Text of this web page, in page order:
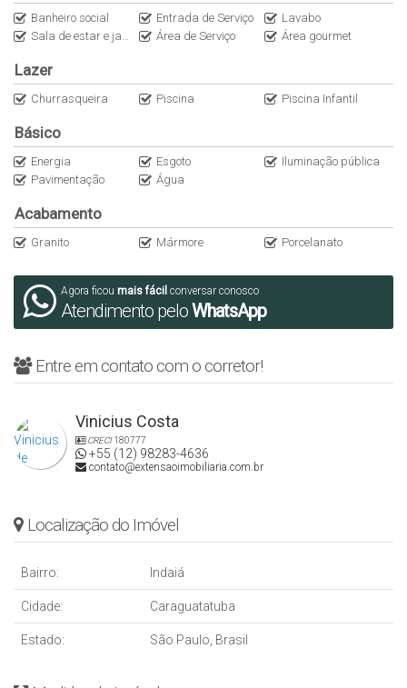
Entre em contato para mais informações e agendamento de
CRECI: 34875J
Banheiro social Entrada de Serviço
Lavabo
Sala de estar e jantar conjugadas
Área de Serviço Área gourmet
Lazer
Churrasqueira Piscina Piscina Infantil
Básico
Energia Esgoto
Iluminação pública
Pavimentação
Água
Acabamento
Granito Mármore Porcelanato
Agora ficou mais fácil conversar conosco
Atendimento peloWhatsApp
Entre em contato com o corretor!
Vinicius Costa
CRECI180777
+55 (12) 98283-4636
contato@extensaoimobiliaria.com.br
Localização do Imóvel
Bairro: Indaiá
Cidade: Caraguatatuba
Estado: São Paulo, Brasil